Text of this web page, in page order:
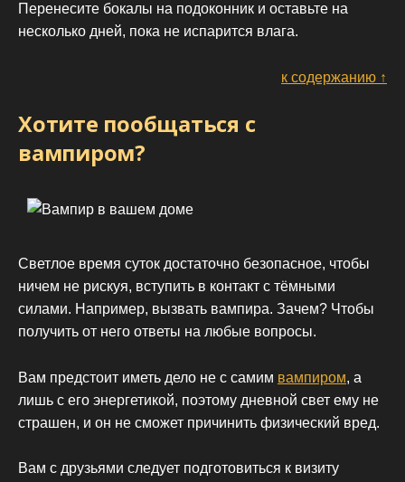
Перенесите бокалы на подоконник и оставьте на
несколько дней, пока не испарится влага.
к содержанию ↑
Хотите пообщаться с
вампиром?
Светлое время суток достаточно безопасное, чтобы
ничем не рискуя, вступить в контакт с тёмными
силами. Например, вызвать вампира. Зачем? Чтобы
получить от него ответы на любые вопросы.
Вам предстоит иметь дело не с самим вампиром, а
лишь с его энергетикой, поэтому дневной свет ему не
страшен, и он не сможет причинить физический вред.
Вам с друзьями следует подготовиться к визиту